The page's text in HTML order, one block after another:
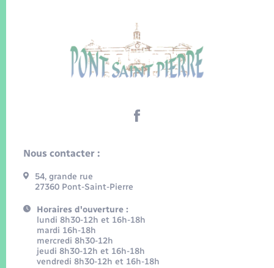
Nous contacter :
54, grande rue
27360 Pont-Saint-Pierre
Horaires d'ouverture :
lundi 8h30-12h et 16h-18h
mardi 16h-18h
mercredi 8h30-12h
jeudi 8h30-12h et 16h-18h
vendredi 8h30-12h et 16h-18h